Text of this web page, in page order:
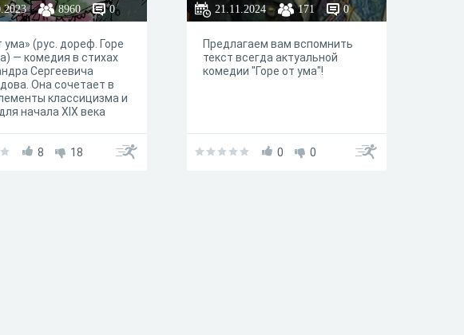
8960 0
ума» (рус. дореф. Горе
— комедия в стихах
Сергеевича
Она сочетает в
классицизма и
начала XIX века
крепостного права и
8 18
21.11.2024 171 0
Предлагаем вам вспомнить
текст всегда актуальной
комедии "Горе от ума"!
0 0